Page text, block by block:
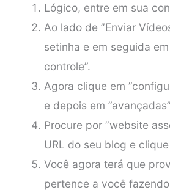
Lógico, entre em sua
Ao lado de ”Enviar
setinha e em seguida
controle”.
Agora clique em
e depois em
Procure por ”website
URL do seu blog e
Você agora terá que
pertence a você